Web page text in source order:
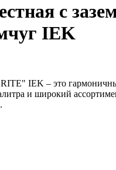
с
IEK
IEK – это
и широкий